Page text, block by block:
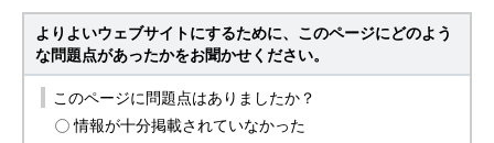
よりよいウェブサイトにするために、このページにどのよう
な問題点があったかをお聞かせください。
このページに問題点はありましたか？
情報が十分掲載されていなかった